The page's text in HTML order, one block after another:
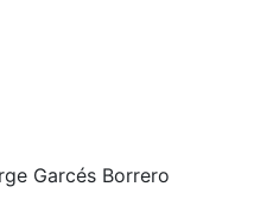
Garcés Borrero